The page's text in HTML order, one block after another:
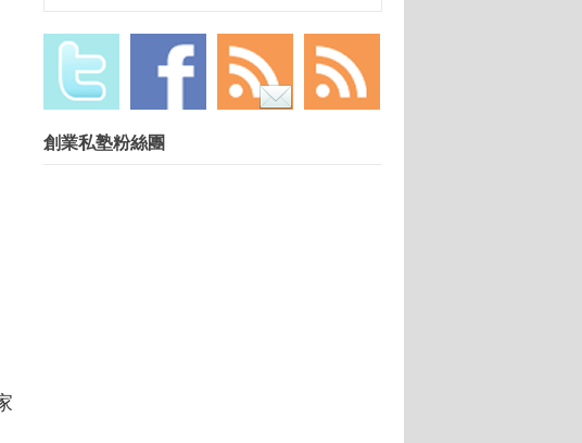
國人，不論場合一定要把酒言歡，增進彼此感情，更不用說日本
酒屋文化、韓國的炸機配燒酒等等。全球的飲酒文化盛行，你還
己做吧！...
權所有請尊重智慧財產權勿任意轉載違者依法必究. 技術提供：
Blogger.
: 政府最大的貢獻就是不要貢獻！
創業私塾粉絲團